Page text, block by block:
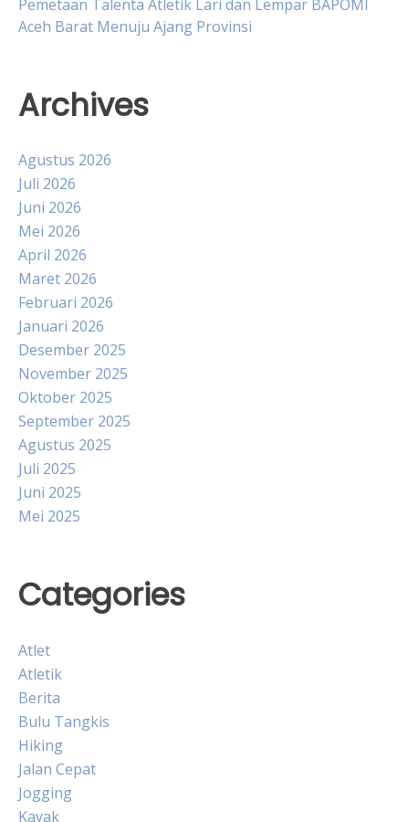
Pemetaan Talenta Atletik Lari dan Lempar BAPOMI
Aceh Barat Menuju Ajang Provinsi
Archives
Agustus 2026
Juli 2026
Juni 2026
Mei 2026
April 2026
Maret 2026
Februari 2026
Januari 2026
Desember 2025
November 2025
Oktober 2025
September 2025
Agustus 2025
Juli 2025
Juni 2025
Mei 2025
Categories
Atlet
Atletik
Berita
Bulu Tangkis
Hiking
Jalan Cepat
Jogging
Kayak